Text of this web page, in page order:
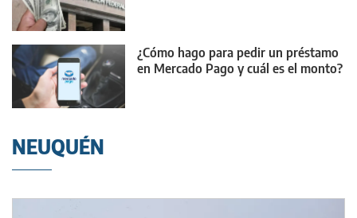
¿Cómo hago para pedir un préstamo
en Mercado Pago y cuál es el monto?
NEUQUÉN